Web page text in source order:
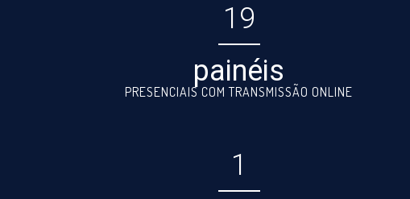
19
painéis
PRESENCIAIS COM TRANSMISSÃO ONLINE
1